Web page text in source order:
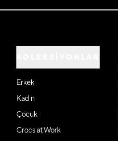
Erkek
Kadın
Çocuk
Crocs at Work